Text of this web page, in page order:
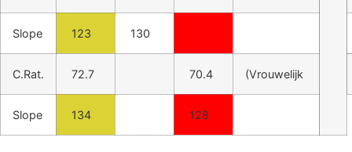
Slope 123 130
C.Rat. 72.7 70.4 (Vrouwelijk
Slope 134 128